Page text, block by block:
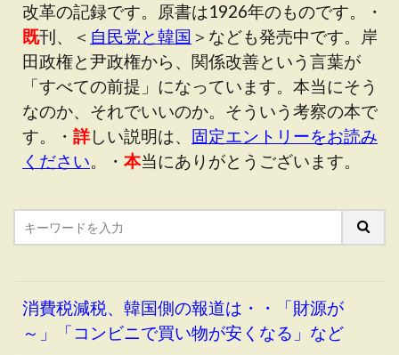
改革の記録です。原書は1926年のものです。・
既刊、＜ 自民党と韓国 ＞なども発売中です。岸
田政権と尹政権から、関係改善という言葉が
「すべての前提」になっています。本当にそう
なのか、それでいいのか。そういう考察の本で
す。・ 詳しい説明は、 固定エントリーをお読み
ください。・ 本当にありがとうございます。
消費税減税、韓国側の報道は・・「財源が
～」「コンビニで買い物が安くなる」など